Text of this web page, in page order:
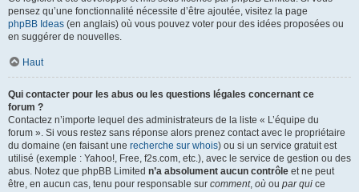
pensez qu’une fonctionnalité nécessite d’être ajoutée, visitez la page
phpBB Ideas (en anglais) où vous pouvez voter pour des idées proposées ou
en suggérer de nouvelles.
Haut
Qui contacter pour les abus ou les questions légales concernant ce
forum ?
Contactez n’importe lequel des administrateurs de la liste « L’équipe du
forum ». Si vous restez sans réponse alors prenez contact avec le propriétaire
du domaine (en faisant une recherche sur whois) ou si un service gratuit est
utilisé (exemple : Yahoo!, Free, f2s.com, etc.), avec le service de gestion ou des
abus. Notez que phpBB Limited n’a absolument aucun contrôle et ne peut
être, en aucun cas, tenu pour responsable sur comment, où ou par qui ce